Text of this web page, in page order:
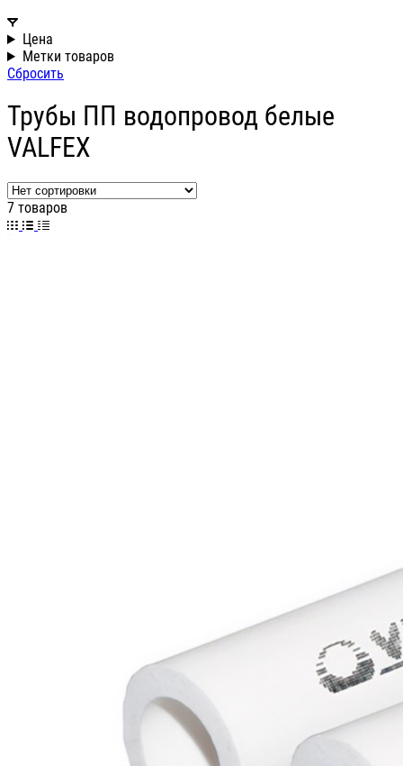
Цена
Метки товаров
Сбросить
Трубы ПП водопровод белые
VALFEX
7 товаров